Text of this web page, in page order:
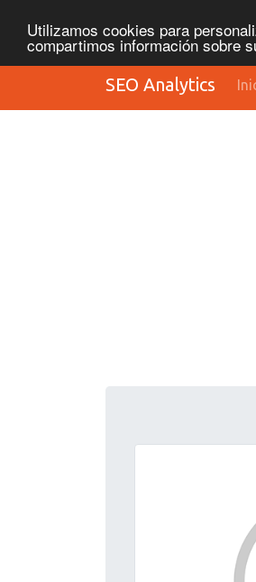
Utilizamos cookies para
compartimos información sobre
SEO Analytics